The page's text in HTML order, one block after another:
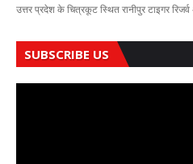
उत्तर प्रदेश के चित्रकूट स्थित रानीपुर टाइगर
SUBSCRIBE US